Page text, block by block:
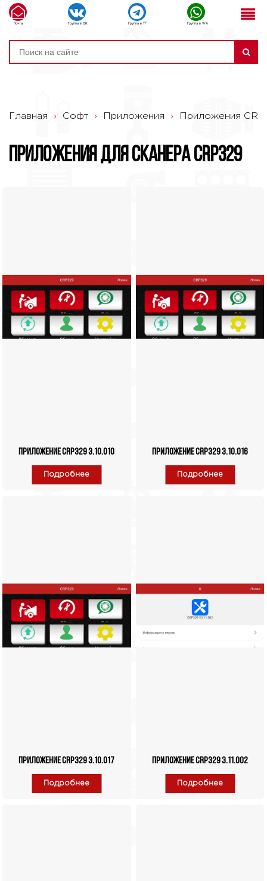
Почта Группа в ВК Группа в ТГ Группа в WA
Главная › Софт › Приложения › Приложения
Приложения для сканера CRP329
Приложение CRP329 3.10.010
Подробнее
Приложение CRP329 3.10.016
Подробнее
Приложение CRP329 3.10.017
Подробнее
Приложение CRP329 3.11.002
Подробнее